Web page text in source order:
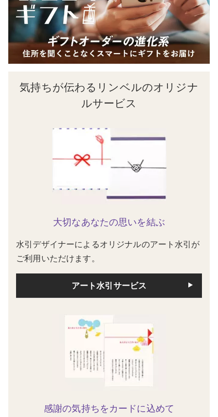
気持ちが伝わるリンベルのオリジナ
ルサービス
大切なあなたの思いを結ぶ
水引デザイナーによるオリジナルのアート水引が
ご利用いただけます。
アート水引サービス
感謝の気持ちをカードに込めて